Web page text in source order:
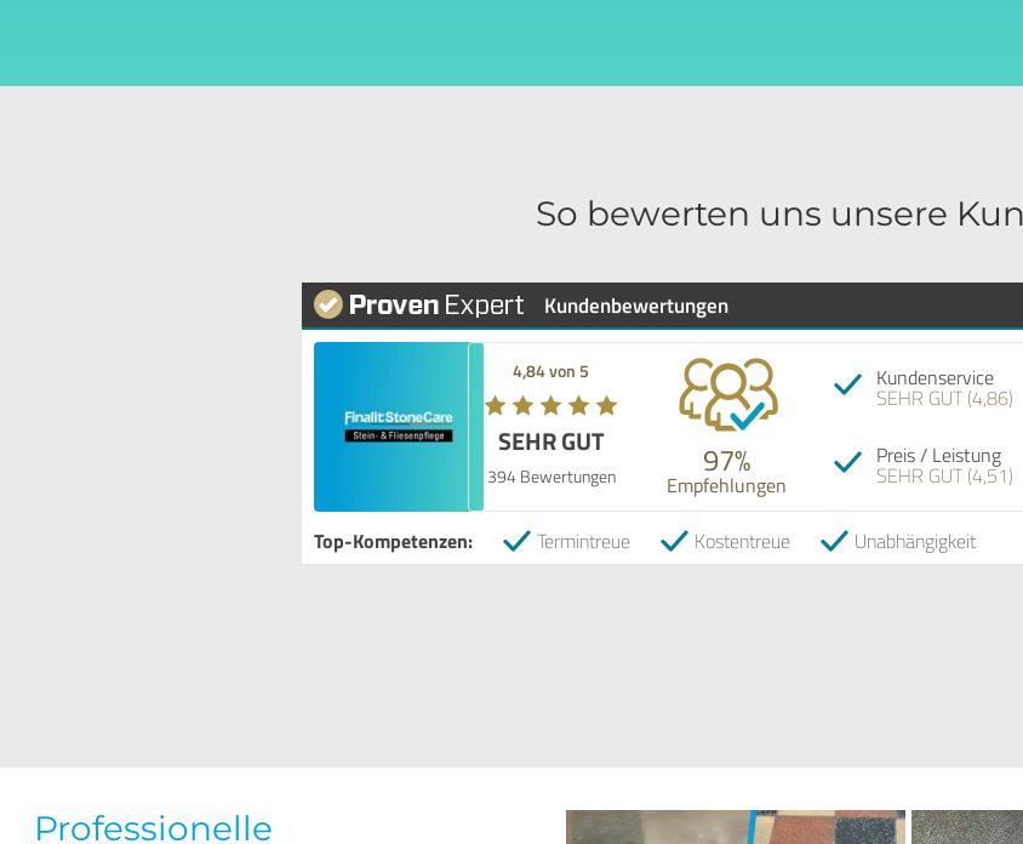
So bewerten uns unsere
Kundenbewertungen
4,84 von 5
SEHR GUT
394 Bewertungen 97%
Empfehlungen
Kundenservice
SEHR GUT (4,86)
Preis / Leistung
SEHR GUT (4,51)
Top-Kompetenzen: Termintreue Kostentreue Unabhängigkeit
Professionelle